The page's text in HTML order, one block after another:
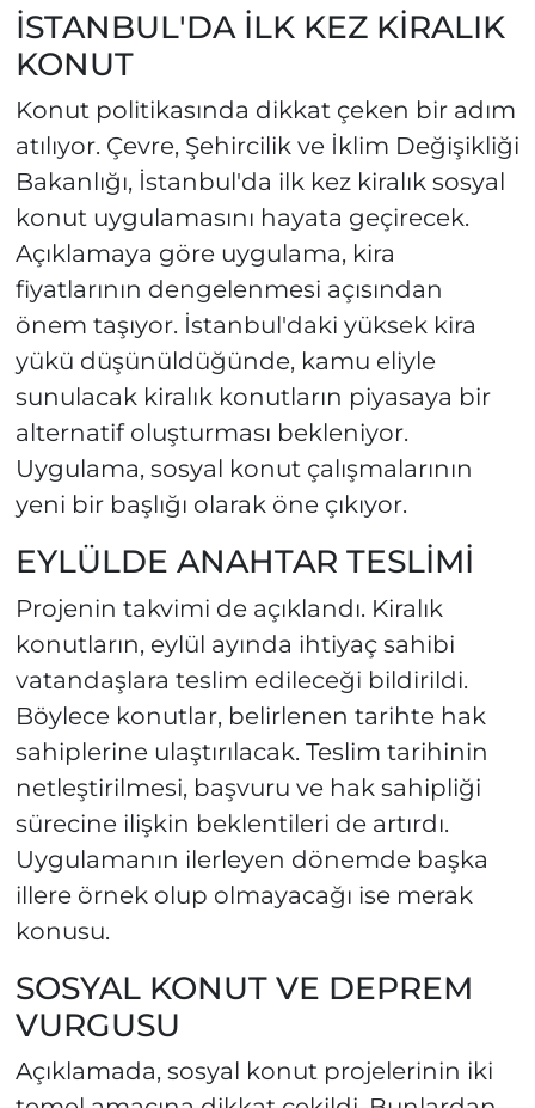
İSTANBUL'DA İLK KEZ KİRALIK
KONUT
Konut politikasında dikkat çeken bir adım
atılıyor. Çevre, Şehircilik ve İklim Değişikliği
Bakanlığı, İstanbul'da ilk kez kiralık sosyal
konut uygulamasını hayata geçirecek.
Açıklamaya göre uygulama, kira
fiyatlarının dengelenmesi açısından
önem taşıyor. İstanbul'daki yüksek kira
yükü düşünüldüğünde, kamu eliyle
sunulacak kiralık konutların piyasaya bir
alternatif oluşturması bekleniyor.
Uygulama, sosyal konut çalışmalarının
yeni bir başlığı olarak öne çıkıyor.
EYLÜLDE ANAHTAR TESLİMİ
Projenin takvimi de açıklandı. Kiralık
konutların, eylül ayında ihtiyaç sahibi
vatandaşlara teslim edileceği bildirildi.
Böylece konutlar, belirlenen tarihte hak
sahiplerine ulaştırılacak. Teslim tarihinin
netleştirilmesi, başvuru ve hak sahipliği
sürecine ilişkin beklentileri de artırdı.
Uygulamanın ilerleyen dönemde başka
illere örnek olup olmayacağı ise merak
konusu.
SOSYAL KONUT VE DEPREM
VURGUSU
Açıklamada, sosyal konut projelerinin iki